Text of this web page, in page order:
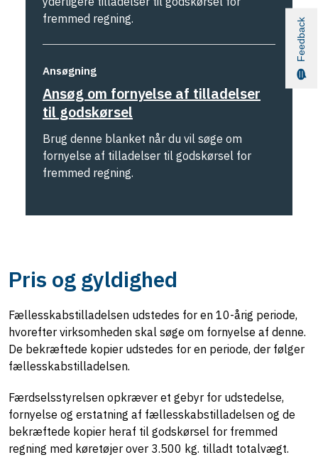
fremmed regning.
Ansøgning
Ansøg om fornyelse af tilladelser
til godskørsel
Brug denne blanket når du vil søge om
fornyelse af tilladelser til godskørsel for
fremmed regning.
Pris og gyldighed
Fællesskabstilladelsen udstedes for en 10-årig periode,
hvorefter virksomheden skal søge om fornyelse af denne.
De bekræftede kopier udstedes for en periode, der følger
fællesskabstilladelsen.
Færdselsstyrelsen opkræver et gebyr for udstedelse,
fornyelse og erstatning af fællesskabstilladelsen og de
bekræftede kopier heraf til godskørsel for fremmed
regning med køretøjer over 3.500 kg. tilladt totalvægt.
Feedback